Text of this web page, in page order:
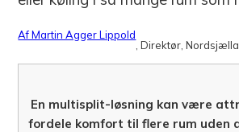
Af Martin Agger Lippold
, Direktør ,
En multisplit-løsning kan være
fordele komfort til flere rum uden